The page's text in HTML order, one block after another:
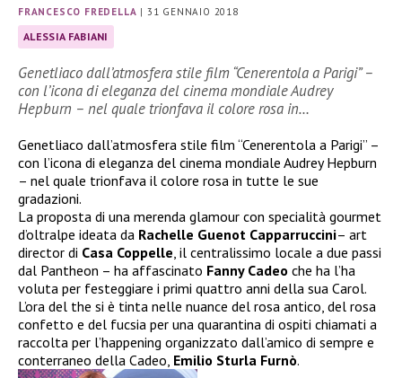
FRANCESCO FREDELLA | 31 GENNAIO 2018
ALESSIA FABIANI
Genetliaco dall’atmosfera stile film “Cenerentola a Parigi” –
con l’icona di eleganza del cinema mondiale Audrey
Hepburn – nel quale trionfava il colore rosa in…
Genetliaco dall’atmosfera stile film “Cenerentola a Parigi” –
con l’icona di eleganza del cinema mondiale Audrey Hepburn
– nel quale trionfava il colore rosa in tutte le sue
gradazioni.
La proposta di una merenda glamour con specialità gourmet
d’oltralpe ideata da Rachelle Guenot Capparruccini– art
director di Casa Coppelle , il centralissimo locale a due passi
dal Pantheon – ha affascinato Fanny Cadeo che ha l’ha
voluta per festeggiare i primi quattro anni della sua Carol.
L’ora del the si è tinta nelle nuance del rosa antico, del rosa
confetto e del fucsia per una quarantina di ospiti chiamati a
raccolta per l’happening organizzato dall’amico di sempre e
conterraneo della Cadeo, Emilio Sturla Furnò.